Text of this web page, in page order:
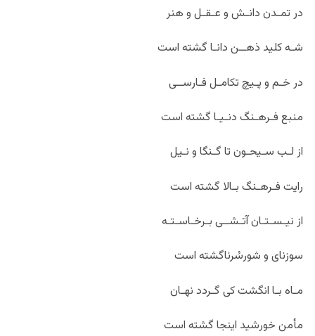
در تمـدن دانـش و عـقـل و هنر
شـه کلید ذهــن دانـا گشته است
در خـم و پـیچ تکامـل فـارســی
منبع فـرهـنگ دنـیـا گشته است
از لـب سـیحـون تا گـنگا و نـیل
رایت فـرهـنگ بـالا گشته است
از نیـسـتـان آتـشــی بـرخـاسـتـه
سوزنای و شورسُرناگشته است
مـاه بـا انگشت کی گـردد نهـان
مأمن خورشید اینجا گشته است